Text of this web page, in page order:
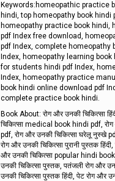
Keywords:homeopathic practice
hindi, top homeopathy book
homeopathy practice book
pdf Index free download,
pdf Index, complete homeopathy
Index, homeopathy learning
for students hindi pdf Index,
Index, homeopathy practice
book hindi online download pdf
complete practice book hindi.
Book About: रोग और उनकी चिकित्सा
चिकित्सा medical book hindi pdf, रोग
pdf, रोग और उनकी चिकित्सा घरेलू नुस्खे
रोग और उनकी चिकित्सा पुरानी पुस्तक
और उनकी चिकित्सा popular hindi book,
उनकी चिकित्सा पुस्तक, पतंजली रोग और
उनकी चिकित्सा पुस्तक हिंदी, पेट रोग और